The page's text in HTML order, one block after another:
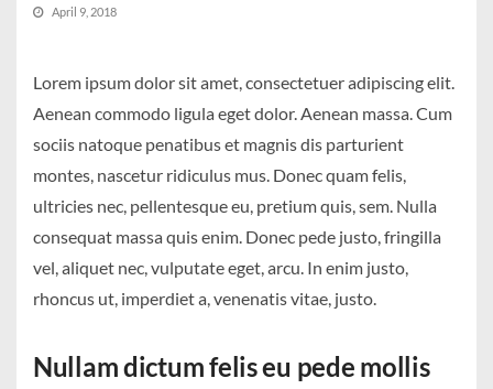
April 9, 2018
Lorem ipsum dolor sit amet, consectetuer adipiscing elit.
Aenean commodo ligula eget dolor. Aenean massa. Cum
sociis natoque penatibus et magnis dis parturient
montes, nascetur ridiculus mus. Donec quam felis,
ultricies nec, pellentesque eu, pretium quis, sem. Nulla
consequat massa quis enim. Donec pede justo, fringilla
vel, aliquet nec, vulputate eget, arcu. In enim justo,
rhoncus ut, imperdiet a, venenatis vitae, justo.
Nullam dictum felis eu pede mollis